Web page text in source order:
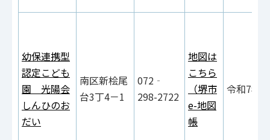
幼保連携型
認定こども
園 光陽会
しんひのお
だい
南区新桧尾
台3丁4－1
072‐
298-2722
地図は
こちら
（堺市
e-地図
帳
令和7年9